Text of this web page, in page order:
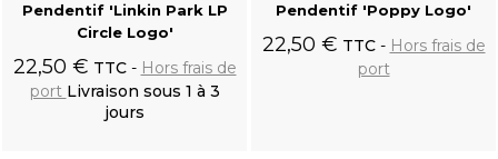
Pendentif 'Linkin Park LP
Circle Logo'
22,50 € TTC
Hors frais de
port Livraison sous 1 à 3
jours
Pendentif 'Poppy Logo'
22,50 € TTC
Hors frais de
port